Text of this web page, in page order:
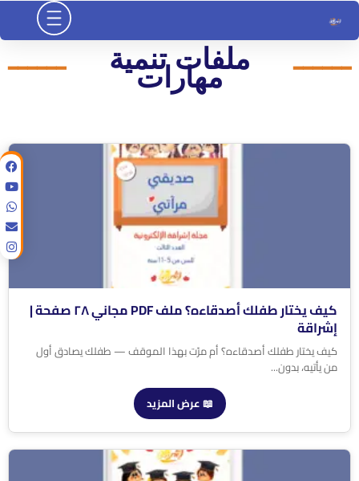
تخطي
المحتوى
━━━━━━ ملفات تنمية
مهارات ━━━━━━
كيف يختار طفلك أصدقاءه؟ ملف PDF مجاني ٢٨ صفحة |
إشراقة
كيف يختار طفلك أصدقاءه؟ أم مرّت بهذا الموقف — طفلك يصادق أول
من يأتيه، بدون...
📖 عرض المزيد